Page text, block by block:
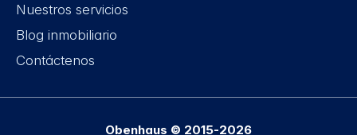
Nuestros servicios
Blog inmobiliario
Contáctenos
Obenhaus © 2015-2026